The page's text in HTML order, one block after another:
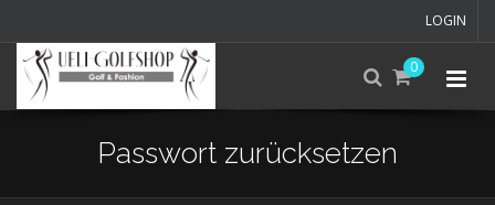
LOGIN
0
Passwort zurücksetzen